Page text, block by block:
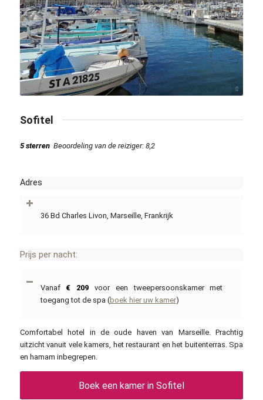
Sofitel
5 sterren Beoordeling van de reiziger: 8,2
Adres
36 Bd Charles Livon, Marseille, Frankrijk
Prijs per nacht:
Vanaf € 209 voor een tweepersoonskamer met
toegang tot de spa (boek hier uw kamer)
Comfortabel hotel in de oude haven van Marseille. Prachtig
uitzicht vanuit vele kamers, het restaurant en het buitenterras. Spa
en hamam inbegrepen.
Boek een kamer in Sofitel